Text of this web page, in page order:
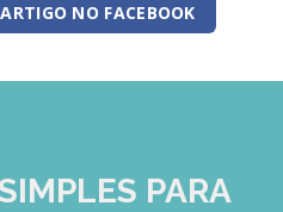
NO FACEBOOK
PARA